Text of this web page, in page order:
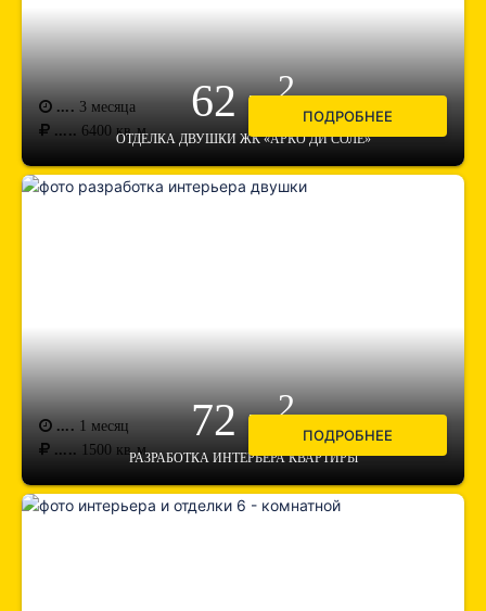
62 м2
ОТДЕЛКА ДВУШКИ ЖК «АРКО ДИ СОЛЕ»
.... 3 месяца
..... 6400 кв.м.
ПОДРОБНЕЕ
72 м2
РАЗРАБОТКА ИНТЕРЬЕРА КВАРТИРЫ
.... 1 месяц
..... 1500 кв.м.
ПОДРОБНЕЕ